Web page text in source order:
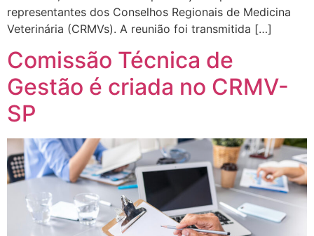
representantes dos Conselhos Regionais de Medicina
Veterinária (CRMVs). A reunião foi transmitida […]
Comissão Técnica de
Gestão é criada no CRMV-
SP